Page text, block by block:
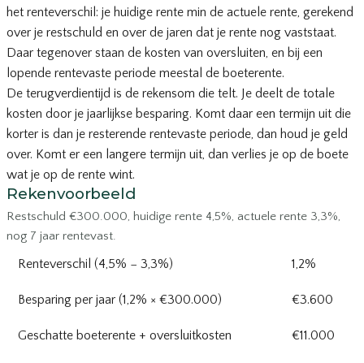
het renteverschil: je huidige rente min de actuele rente, gerekend
over je restschuld en over de jaren dat je rente nog vaststaat.
Daar tegenover staan de kosten van oversluiten, en bij een
lopende rentevaste periode meestal de boeterente.
De terugverdientijd is de rekensom die telt. Je deelt de totale
kosten door je jaarlijkse besparing. Komt daar een termijn uit die
korter is dan je resterende rentevaste periode, dan houd je geld
over. Komt er een langere termijn uit, dan verlies je op de boete
wat je op de rente wint.
Rekenvoorbeeld
Restschuld €300.000, huidige rente 4,5%, actuele rente 3,3%,
nog 7 jaar rentevast.
Renteverschil (4,5% − 3,3%) 1,2%
Besparing per jaar (1,2% × €300.000) €3.600
Geschatte boeterente + oversluitkosten €11.000